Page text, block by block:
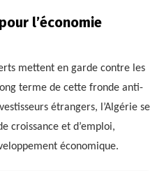
l’économie
mettent en garde contre les
terme de cette fronde anti-
étrangers, l’Algérie se
croissance et d’emploi,
économique.